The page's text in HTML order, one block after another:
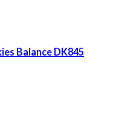
Balance DK845